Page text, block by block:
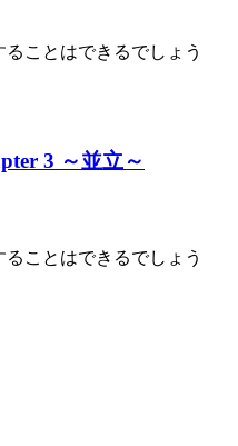
ことはできるでしょう
3 ～並立～
ことはできるでしょう